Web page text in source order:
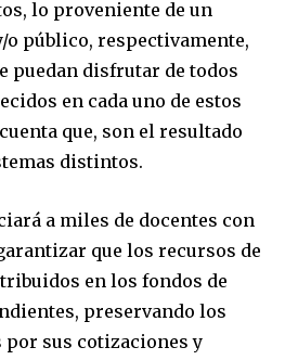
lo proveniente de un
público, respectivamente,
puedan disfrutar de todos
en cada uno de estos
que, son el resultado
distintos.
a miles de docentes con
que los recursos de
en los fondos de
preservando los
sus cotizaciones y